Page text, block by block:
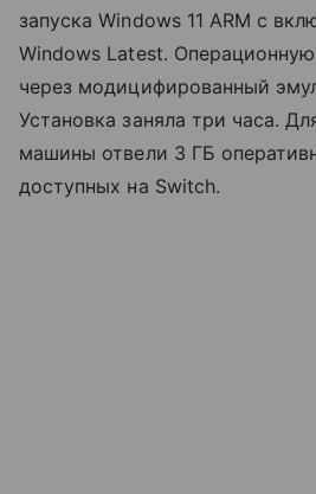
запуска Windows 11 ARM с
Windows Latest.
через модицифированный
Установка заняла три часа.
машины отвели 3 ГБ
доступных на Switch.